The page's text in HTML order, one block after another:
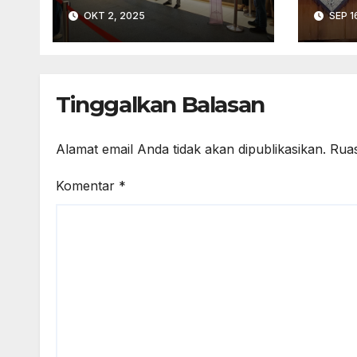
Pekalongan
OKT 2, 2025 SEP
Tinggalkan Balasan
Alamat email Anda tidak akan dipublikasikan.
Komentar *